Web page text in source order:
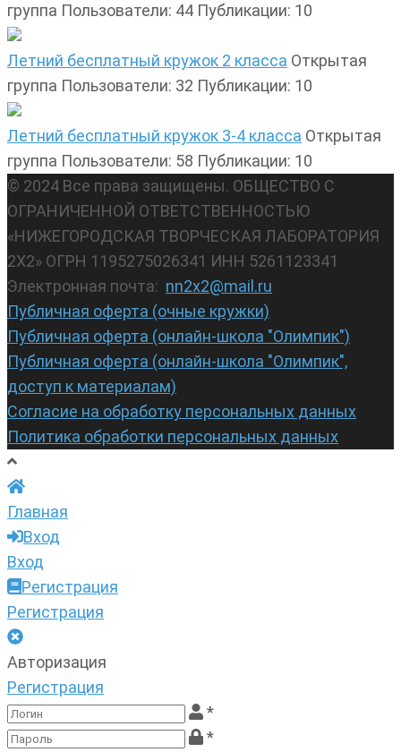
группа Пользователи: 44 Публикации: 10
Летний бесплатный кружок 2 класса Открытая
группа Пользователи: 32 Публикации: 10
Летний бесплатный кружок 3-4 класса Открытая
группа Пользователи: 58 Публикации: 10
© 2024 Все права защищены. ОБЩЕСТВО С
ОГРАНИЧЕННОЙ ОТВЕТСТВЕННОСТЬЮ
«НИЖЕГОРОДСКАЯ ТВОРЧЕСКАЯ ЛАБОРАТОРИЯ
2Х2» ОГРН 1195275026341 ИНН 5261123341
Электронная почта: nn2x2@mail.ru
Публичная оферта (очные кружки)
Публичная оферта (онлайн-школа "Олимпик")
Публичная оферта (онлайн-школа "Олимпик",
доступ к материалам)
Согласие на обработку персональных данных
Политика обработки персональных данных
Главная
Вход
Вход
Регистрация
Регистрация
Авторизация
Регистрация
*
*